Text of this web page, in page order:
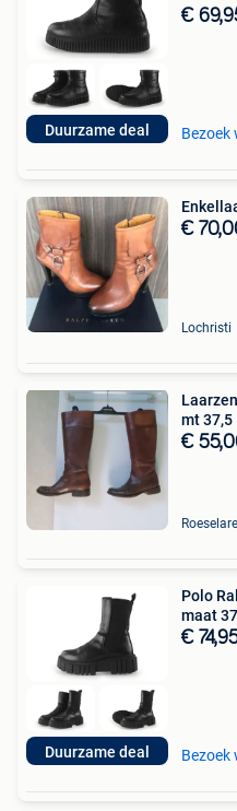
Duurzame deal
€
Bezoek
€
Lochristi
mt 37,5
€
Roeselare
Duurzame deal
Polo
maat
€
Bezoek